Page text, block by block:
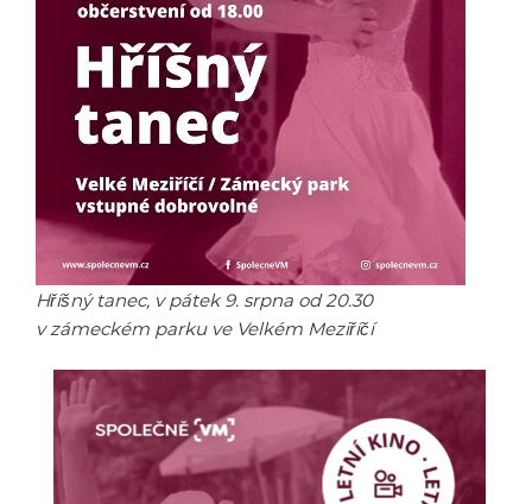
Hříšný tanec, v pátek 9. srpna od 20.30
v zámeckém parku ve Velkém Meziříčí